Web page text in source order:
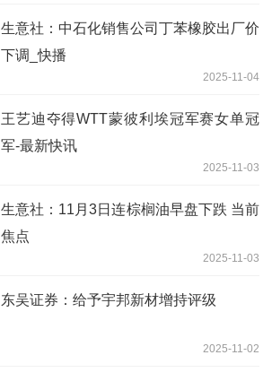
生意社：中石化销售公司丁苯橡胶出厂价
下调_快播
2025-11-04
王艺迪夺得WTT蒙彼利埃冠军赛女单冠
军-最新快讯
2025-11-03
生意社：11月3日连棕榈油早盘下跌 当前
焦点
2025-11-03
东吴证券：给予宇邦新材增持评级
2025-11-02